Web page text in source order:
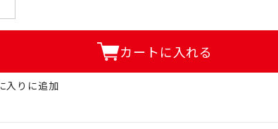
カートに入れる
入りに追加